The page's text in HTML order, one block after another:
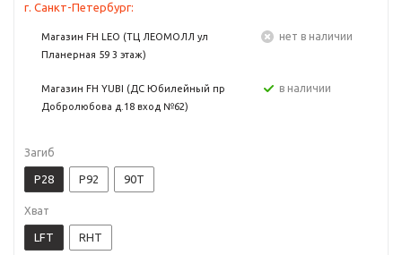
г. Санкт-Петербург:
Магазин FH LEO (ТЦ ЛЕОМОЛЛ ул
Планерная 59 3 этаж)
Нет в наличии
Магазин FH YUBI (ДС Юбилейный пр
Добролюбова д.18 вход №62)
в наличии
Загиб
P28 P92 90T
Хват
LFT RHT